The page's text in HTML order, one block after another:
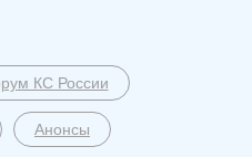
КС России
Анонсы